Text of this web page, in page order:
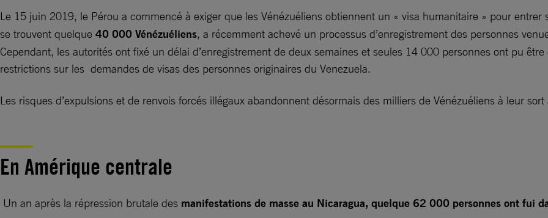
Le 15 juin 2019, le Pérou a commencé à exiger que les Vénézuéliens obtiennent un « visa humanitaire » pour entrer
se trouvent quelque 40 000 Vénézuéliens, a récemment achevé un processus d’enregistrement des personnes
Cependant, les autorités ont fixé un délai d’enregistrement de deux semaines et seules 14 000 personnes ont pu
restrictions sur les demandes de visas des personnes originaires du Venezuela.
Les risques d’expulsions et de renvois forcés illégaux abandonnent désormais des milliers de Vénézuéliens à leur
En Amérique centrale
Un an après la répression brutale des manifestations de masse au Nicaragua, quelque 62 000 personnes ont fui